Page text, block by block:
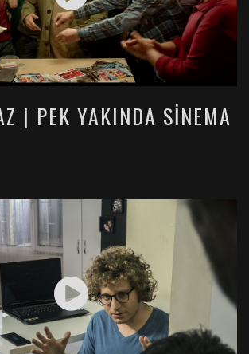
| PEK YAKINDA SINEMA